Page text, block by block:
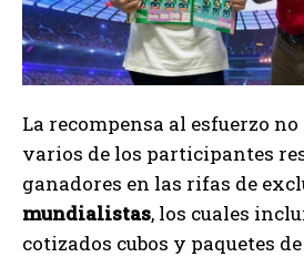
La recompensa al esfuerzo
varios de los participantes
ganadores en las rifas de
mundialistas, los cuales
cotizados cubos y paquetes